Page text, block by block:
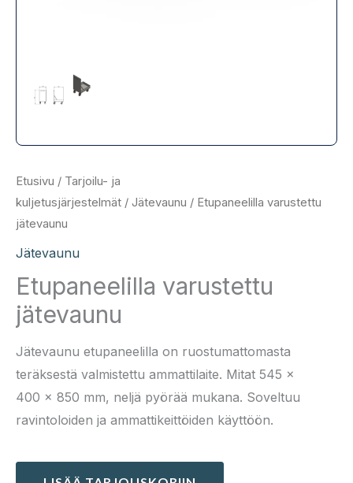
Etusivu / Tarjoilu- ja
kuljetusjärjestelmät / Jätevaunu / Etupaneelilla varustettu
jätevaunu
Jätevaunu
Etupaneelilla varustettu
jätevaunu
Jätevaunu etupaneelilla on ruostumattomasta
teräksestä valmistettu ammattilaite. Mitat 545 ×
400 × 850 mm, neljä pyörää mukana. Soveltuu
ravintoloiden ja ammattikeittöiden käyttöön.